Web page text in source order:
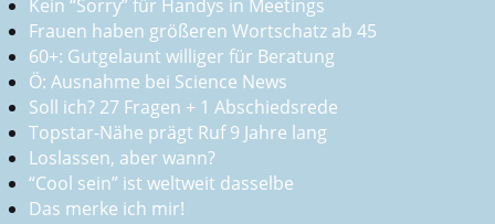
Kein “Sorry” für Handys in Meetings
Frauen haben größeren Wortschatz ab 45
60+: Gutgelaunt williger für Beratung
Ö: Ausnahme bei Science News
Soll ich? 27 Fragen + 1 Abschiedsrede
Topstar-Nähe prägt Ruf 9 Jahre lang
Loslassen, aber wann?
“Cool sein” ist weltweit dasselbe
Das merke ich mir!